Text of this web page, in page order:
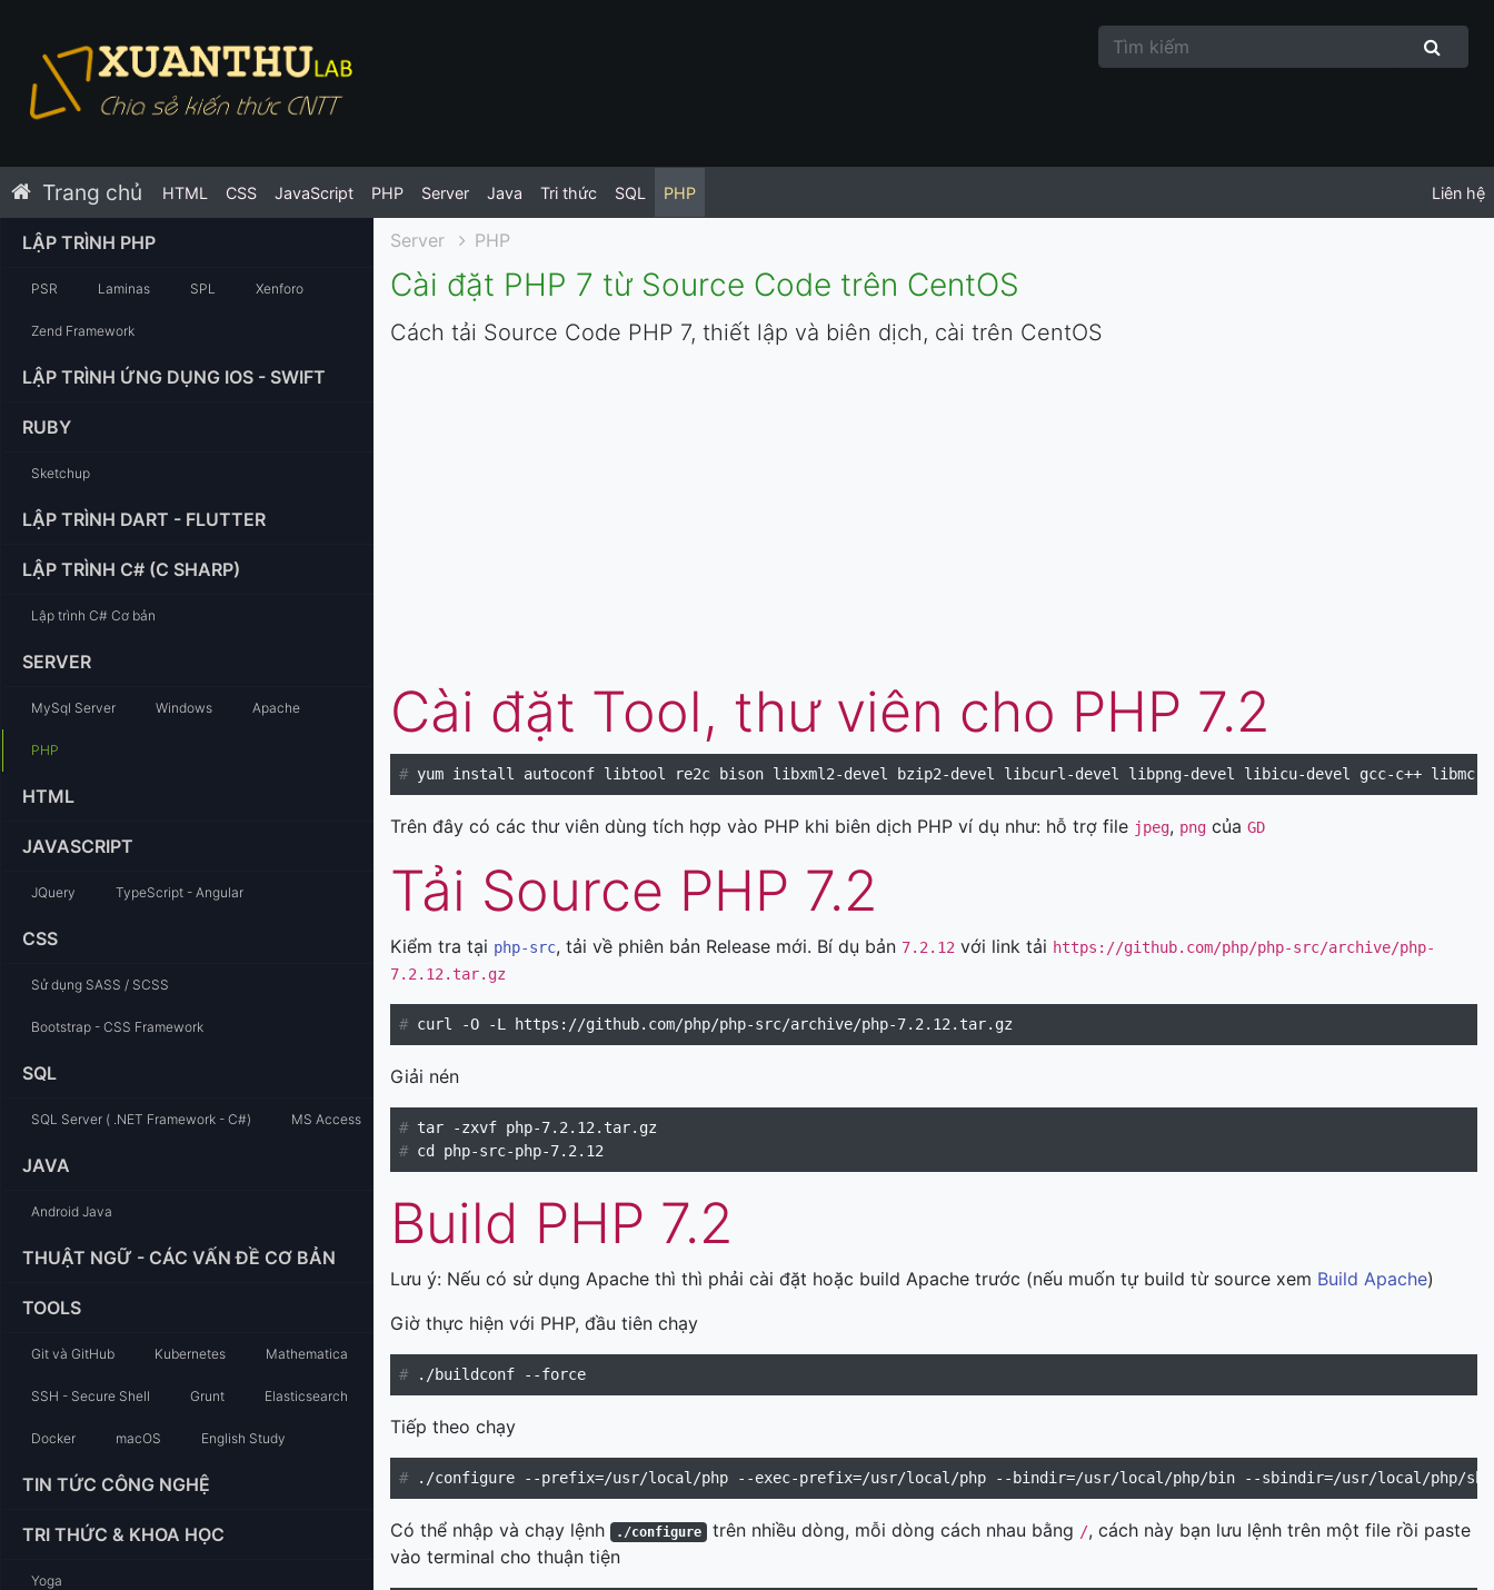
Trang chủ HTML CSS JavaScript PHP Server Java Tri thức SQL PHP Liên hệ
LẬP TRÌNH PHP
PSR Laminas SPL Xenforo
Zend Framework
LẬP TRÌNH ỨNG DỤNG IOS - SWIFT
RUBY
Sketchup
LẬP TRÌNH DART - FLUTTER
LẬP TRÌNH C# (C SHARP)
Lập trình C# Cơ bản
SERVER
MySql Server Windows Apache
PHP
HTML
JAVASCRIPT
JQuery TypeScript - Angular
CSS
Sử dụng SASS / SCSS
Bootstrap - CSS Framework
SQL
SQL Server ( .NET Framework - C#) MS Access
JAVA
Android Java
THUẬT NGỮ - CÁC VẤN ĐỀ CƠ BẢN
TOOLS
Git và GitHub Kubernetes Mathematica
SSH - Secure Shell Grunt Elasticsearch
Docker macOS English Study
TIN TỨC CÔNG NGHỆ
TRI THỨC & KHOA HỌC
Yoga
Server PHP
Cài đặt PHP 7 từ Source Code trên CentOS
Cách tải Source Code PHP 7, thiết lập và biên dịch, cài trên CentOS
Cài đặt Tool, thư viên cho PHP 7.2
#
Trên đây có các thư viên dùng tích hợp vào PHP khi biên dịch PHP ví dụ như: hỗ trợ file jpeg, png của GD
Tải Source PHP 7.2
Kiểm tra tại php-src, tải về phiên bản Release mới. Bí dụ bản 7.2.12 với link tải https://github.com/php/php-src/archive/php-
7.2.12.tar.gz
#
Giải nén
#
#
Build PHP 7.2
Lưu ý: Nếu có sử dụng Apache thì thì phải cài đặt hoặc build Apache trước (nếu muốn tự build từ source xem Build Apache)
Giờ thực hiện với PHP, đầu tiên chạy
#
Tiếp theo chạy
#
Có thể nhập và chạy lệnh ./configure trên nhiều dòng, mỗi dòng cách nhau bằng /, cách này bạn lưu lệnh trên một file rồi paste
vào terminal cho thuận tiện